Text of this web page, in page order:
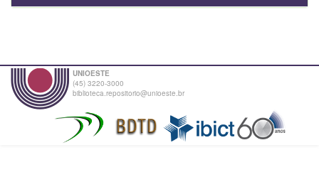
UNIOESTE
(45) 3220-3000
biblioteca.repositorio@unioeste.br